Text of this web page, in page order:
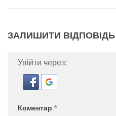
ЗАЛИШИТИ ВІДПОВІДЬ
Увійти через:
Коментар *